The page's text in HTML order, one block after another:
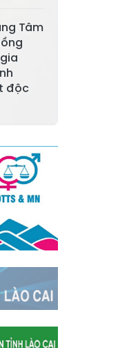
Sung
Chày
Yên
Quỳ
Lương
Hà
Tâm
độc